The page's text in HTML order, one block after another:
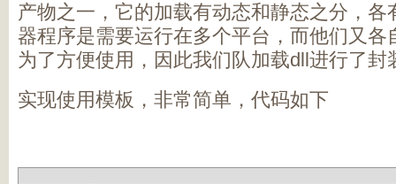
产物之一，它的加载有动态和静态之分，
器程序是需要运行在多个平台，而他们又各
为了方便使用，因此我们队加载dll进行了封
实现使用模板，非常简单，代码如下